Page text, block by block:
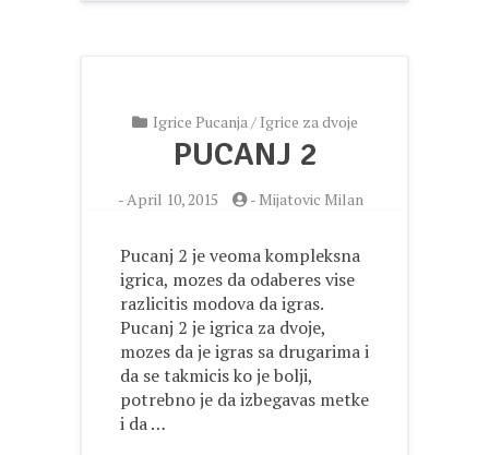
Igrice Pucanja/ Igrice za dvoje
PUCANJ 2
-April 10, 2015 - Mijatovic Milan
Pucanj 2 je veoma kompleksna
igrica, mozes da odaberes vise
razlicitis modova da igras.
Pucanj 2 je igrica za dvoje,
mozes da je igras sa drugarima i
da se takmicis ko je bolji,
potrebno je da izbegavas metke
i da …